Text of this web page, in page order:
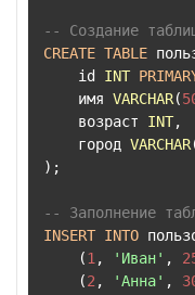
-- Создание
CREATE TABLE
    id
INT
    имя
VARCHAR(
    возраст
INT,
    город
VARCHAR
);
-- Заполнение
INSERT INTO
    (
1 , 'Иван' ,
    (
2 , 'Анна' ,